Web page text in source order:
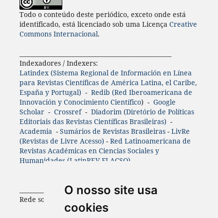
O nosso site usa
cookies
Todo o conteúdo deste periódico, exceto onde está
identificado, está licenciado sob uma Licença Creative
Commons Internacional.
Indexadores / Indexers:
Latindex (Sistema Regional de Información en Línea
para Revistas Científicas de América Latina, el Caribe,
España y Portugal) - Redib (Red Iberoamericana de
Innovación y Conocimiento Científico) - Google
Scholar- Crossref- Diadorim (Diretório de Políticas
Editoriais das Revistas Científicas Brasileiras) -
Academia - Sumários de Revistas Brasileiras- LivRe
(Revistas de Livre Acesso) - Red Latinoamericana de
Revistas Académicas en Ciencias Sociales y
Humanidades (LatinREV-FLACSO)
____________________________________________________
Rede social: